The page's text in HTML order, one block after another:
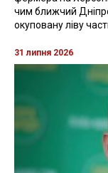
чим ближчий
окуповану ліву
31 липня 2026